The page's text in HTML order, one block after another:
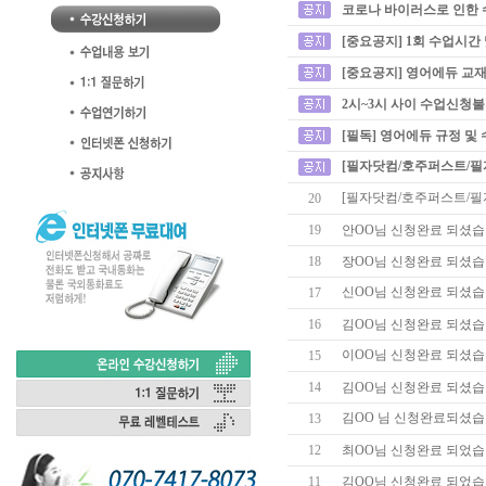
코로나 바이러스로 인한
[중요공지] 1회 수업시
[중요공지] 영어에듀 교
2시~3시 사이 수업신청
[필독] 영어에듀 규정 및
[필자닷컴/호주퍼스트/
20 [필자닷컴/호주퍼스트/
19 안OO님 신청완료 되셨
18 장OO님 신청완료 되셨
17 신OO님 신청완료 되셨
16 김OO님 신청완료 되셨
15 이OO님 신청완료 되셨
14 김OO님 신청완료 되셨
13 김OO 님 신청완료되셨
12 최OO님 신청완료 되었
11 김OO님 신청완료 되었